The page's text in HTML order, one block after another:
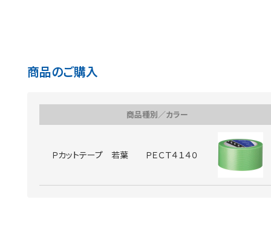
商品のご購入
商品種別／カラー
Ｐカットテープ 若葉 ＰＥＣＴ４１４０